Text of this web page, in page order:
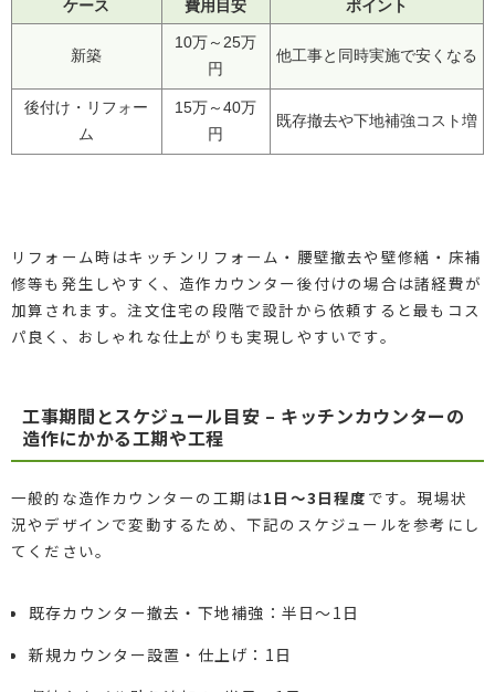
ケース 費用目安 ポイント
新築
10万～25万
円
他工事と同時実施で安くなる
後付け・リフォー
ム
15万～40万
円
既存撤去や下地補強コスト増
リフォーム時はキッチンリフォーム・腰壁撤去や壁修繕・床補
修等も発生しやすく、造作カウンター後付けの場合は諸経費が
加算されます。注文住宅の段階で設計から依頼すると最もコス
パ良く、おしゃれな仕上がりも実現しやすいです。
工事期間とスケジュール目安 – キッチンカウンターの
造作にかかる工期や工程
一般的な造作カウンターの工期は1日～3日程度 です。現場状
況やデザインで変動するため、下記のスケジュールを参考にし
てください。
既存カウンター撤去・下地補強：半日～1日
新規カウンター設置・仕上げ：1日